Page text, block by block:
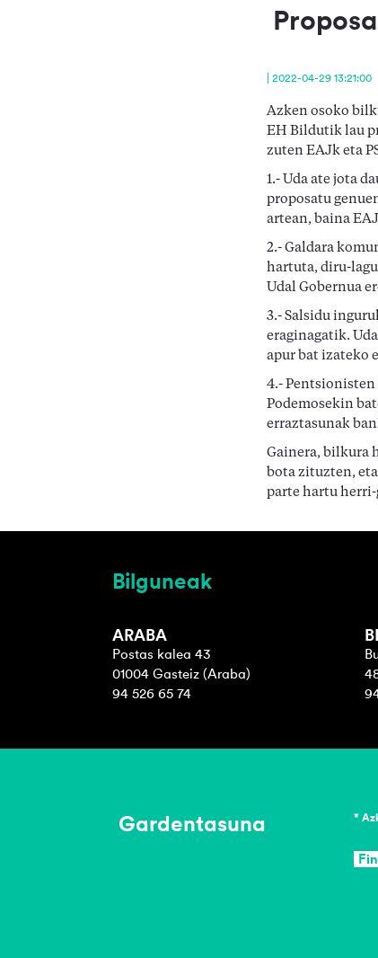
| 2022-04-29 13:21:00
Azken osoko
EH Bildutik lau
zuten EAJk eta
1.- Uda ate jota
proposatu
artean, baina
2.- Galdara
hartuta, diru-
Udal Gobernua
3.- Salsidu
eraginagatik.
apur bat izateko
4.-
Podemosekin
erraztasunak
Gainera, bilkura
bota zituzten,
parte hartu
Bilguneak
ARABA
Postas kalea 43
01004 Gasteiz (Araba)
94 526 65 74
Gardentasuna *